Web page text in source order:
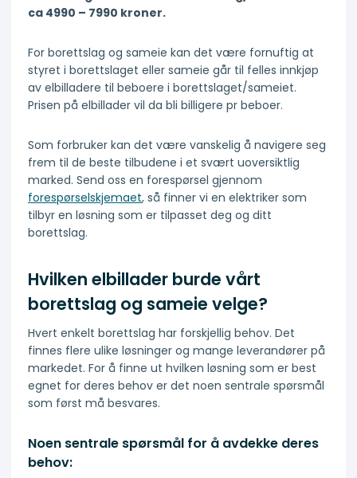
ca 4990 – 7990 kroner.
For borettslag og sameie kan det være fornuftig at
styret i borettslaget eller sameie går til felles innkjøp
av elbilladere til beboere i borettslaget/sameiet.
Prisen på elbillader vil da bli billigere pr beboer.
Som forbruker kan det være vanskelig å navigere seg
frem til de beste tilbudene i et svært uoversiktlig
marked. Send oss en forespørsel gjennom
forespørselskjemaet, så finner vi en elektriker som
tilbyr en løsning som er tilpasset deg og ditt
borettslag.
Hvilken elbillader burde vårt
borettslag og sameie velge?
Hvert enkelt borettslag har forskjellig behov. Det
finnes flere ulike løsninger og mange leverandører på
markedet. For å finne ut hvilken løsning som er best
egnet for deres behov er det noen sentrale spørsmål
som først må besvares.
Noen sentrale spørsmål for å avdekke deres
behov: